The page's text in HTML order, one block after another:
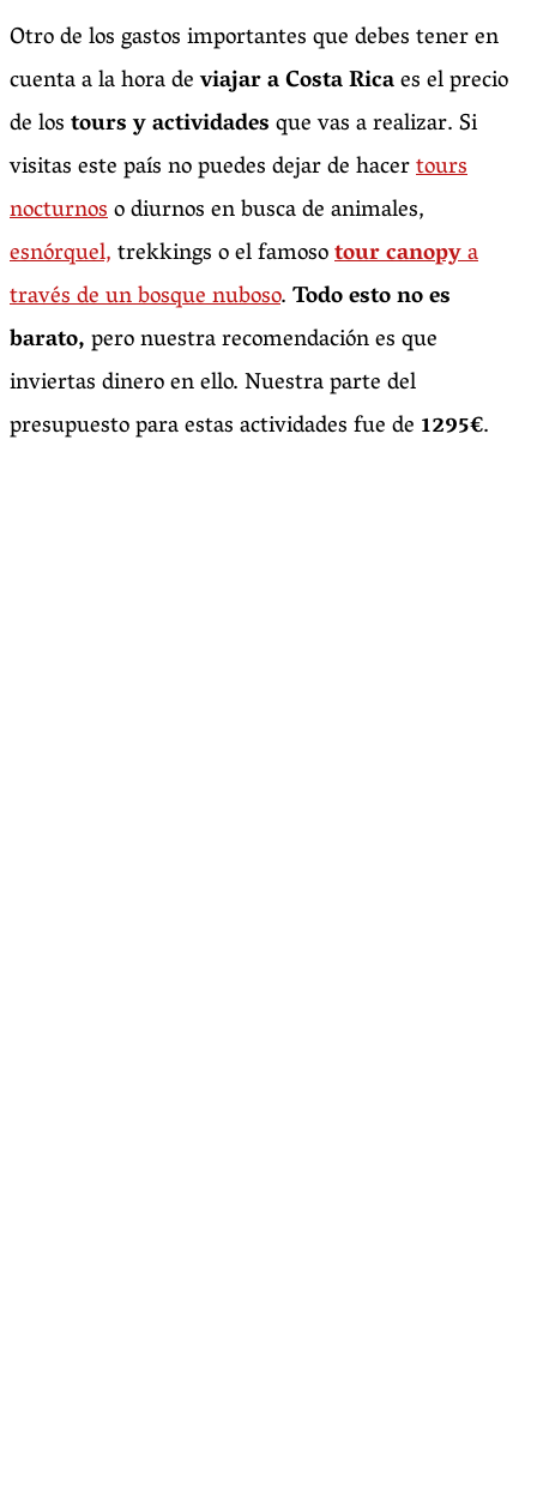
Otro de los gastos importantes que debes tener en
cuenta a la hora deviajar a Costa Ricaes el precio
de lostours y actividadesque vas a realizar. Si
visitas este país no puedes dejar de hacertours
nocturnoso diurnos en busca de animales,
esnórquel,trekkings o el famosotour canopya
través de un bosque nuboso.Todo esto no es
barato,pero nuestra recomendación es que
inviertas dinero en ello. Nuestra parte del
presupuesto para estas actividades fue de1295€.